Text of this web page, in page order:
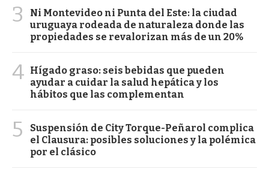
3
Ni Montevideo ni Punta del Este: la ciudad
uruguaya rodeada de naturaleza donde las
propiedades se revalorizan más de un 20%
4 Hígado graso: seis bebidas que pueden
ayudar a cuidar la salud hepática y los
hábitos que las complementan
5
Suspensión de City Torque-Peñarol complica
el Clausura: posibles soluciones y la polémica
por el clásico